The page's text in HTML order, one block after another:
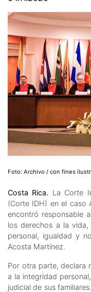
Foto: Archivo / con fines
Costa Rica. La Corte
(Corte IDH) en el caso
encontró responsable
los derechos a la
personal, igualdad y
Acosta Martínez.
Por otra parte, declara
a la integridad
judicial de sus